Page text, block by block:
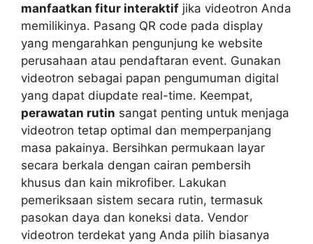
manfaatkan fitur interaktif jika videotron Anda
memilikinya. Pasang QR code pada display
yang mengarahkan pengunjung ke website
perusahaan atau pendaftaran event. Gunakan
videotron sebagai papan pengumuman digital
yang dapat diupdate real-time. Keempat,
perawatan rutin sangat penting untuk menjaga
videotron tetap optimal dan memperpanjang
masa pakainya. Bersihkan permukaan layar
secara berkala dengan cairan pembersih
khusus dan kain mikrofiber. Lakukan
pemeriksaan sistem secara rutin, termasuk
pasokan daya dan koneksi data. Vendor
videotron terdekat yang Anda pilih biasanya